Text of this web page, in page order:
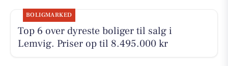
BOLIGMARKED
Top 6 over dyreste boliger til salg i
Lemvig. Priser op til 8.495.000 kr